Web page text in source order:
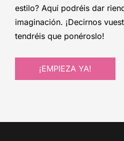
estilo? Aquí podréis dar
imaginación. ¡Decirnos
tendréis que ponéroslo!
¡EMPIEZA YA!